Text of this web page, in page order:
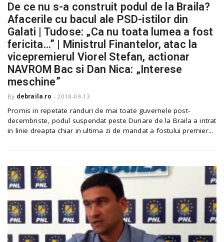
De ce nu s-a construit podul de la Braila?
Afacerile cu bacul ale PSD-istilor din
Galati | Tudose: „Ca nu toata lumea a fost
fericita…” | Ministrul Finantelor, atac la
vicepremierul Viorel Stefan, actionar
NAVROM Bac si Dan Nica: „Interese
meschine”
By debraila.ro - 2018-09-13
Promis in repetate randuri de mai toate guvernele post-
decembriste, podul suspendat peste Dunare de la Braila a intrat
in linie dreapta chiar in ultima zi de mandat a fostului premier...